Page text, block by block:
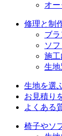
オ
修理と制
ブ
ソ
施工
生地
生地を選
お見積り
よくある
椅子やソ